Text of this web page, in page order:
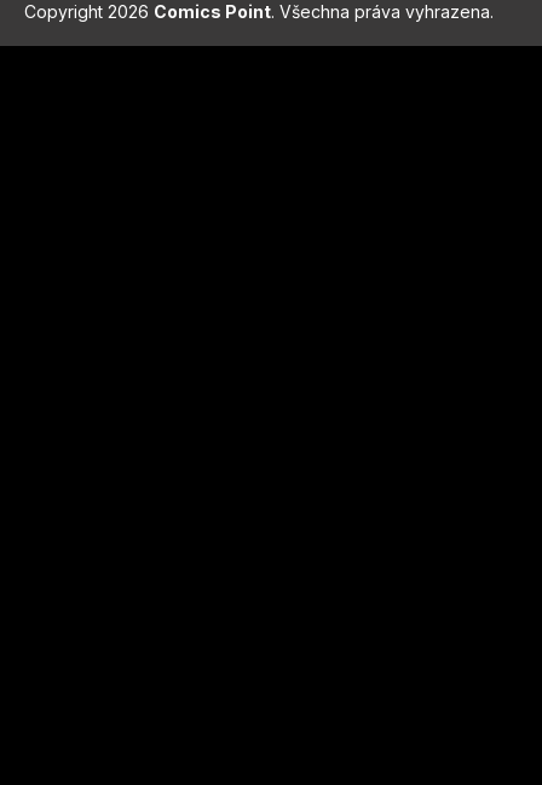
Copyright 2026 Comics Point. Všechna práva vyhrazena.